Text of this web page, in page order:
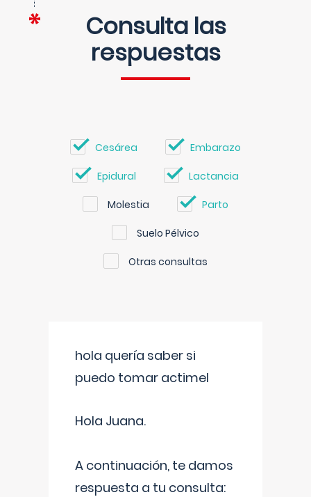
Consulta las
respuestas
Cesárea Embarazo
Epidural Lactancia
Molestia Parto
Suelo Pélvico
Otras consultas
hola quería saber si
puedo tomar actimel
Hola Juana.
A continuación, te damos
respuesta a tu consulta: